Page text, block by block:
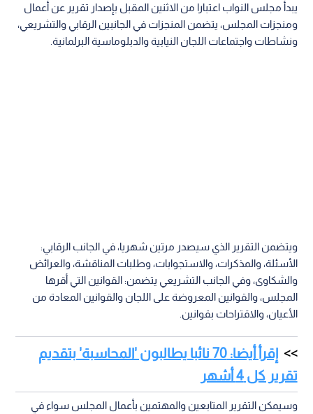
يبدأ مجلس النواب اعتبارا من الاثنين المقبل بإصدار تقرير عن أعمال
ومنجزات المجلس، يتضمن المنجزات في الجانبين الرقابي والتشريعي،
ونشاطات واجتماعات اللجان النيابية والدبلوماسية البرلمانية.
ويتضمن التقرير الذي سيصدر مرتين شهريا، في الجانب الرقابي:
الأسئلة، والمذكرات، والاستجوابات، وطلبات المناقشة، والعرائض
والشكاوى، وفي الجانب التشريعي يتضمن: القوانين التي أقرها
المجلس، والقوانين المعروضة على اللجان والقوانين المعادة من
الأعيان، والاقتراحات بقوانين.
إقرأ أيضا: 70 نائبا يطالبون 'المحاسبة' بتقديم
تقرير كل 4 أشهر
وسيمكن التقرير المتابعين والمهتمين بأعمال المجلس سواء في